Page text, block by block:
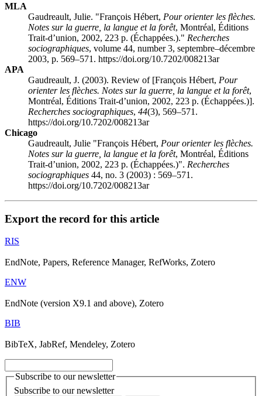
MLA
Gaudreault, Julie. "François Hébert, Pour orienter les flèches.
Notes sur la guerre, la langue et la forêt, Montréal, Éditions
Trait-d’union, 2002, 223 p. (Échappées.)." Recherches
sociographiques, volume 44, number 3, septembre–décembre
2003, p. 569–571. https://doi.org/10.7202/008213ar
APA
Gaudreault, J. (2003). Review of [François Hébert, Pour
orienter les flèches. Notes sur la guerre, la langue et la forêt,
Montréal, Éditions Trait-d’union, 2002, 223 p. (Échappées.)].
Recherches sociographiques, 44(3), 569–571.
https://doi.org/10.7202/008213ar
Chicago
Gaudreault, Julie "François Hébert, Pour orienter les flèches.
Notes sur la guerre, la langue et la forêt, Montréal, Éditions
Trait-d’union, 2002, 223 p. (Échappées.)". Recherches
sociographiques 44, no. 3 (2003) : 569–571.
https://doi.org/10.7202/008213ar
Export the record for this article
RIS
EndNote, Papers, Reference Manager, RefWorks, Zotero
ENW
EndNote (version X9.1 and above), Zotero
BIB
BibTeX, JabRef, Mendeley, Zotero
Subscribe to our newsletter
Subscribe to our newsletter